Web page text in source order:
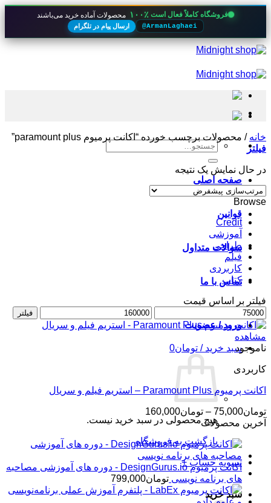
فروشگاه کاملاً فعال است ۱۰۰٪ محصولات آماده خرید می‌باشند
@ArmanLaghaei ارسال پیام در تلگرام
Skip
to
جستجو
صفحه اصلی
قوانین
سوالات متداول
تماس با ما
ورود / عضویت
سبد خرید / تومان0
هیچ محصولی در سبد خرید نیست.
بازگشت به فروشگاه
تسویه حساب +
سبد خرید
خانه / محصولات برچسب خورده “اکانت پرمیوم paramount plus”
فیلتر
در حال نمایش یک نتیجه
Browse
Credit
آموزشی
طراحی
فیلم
کاربردی
کتاب
فیلتر بر اساس قیمت
حداقل
قیمت
حداکثر
قیمت
فیلتر
مشاهده
ناموجود
کاربردی
اکانت پرمیوم Paramount Plus – استریم فیلم و سریال
تومان75,000
– تومان160,000
قیمت:
تا
تومان160,000
آخرین محصولات
اکانت پرمیوم DesignGurus.io - دوره ‌های آموزشی مصاحبه
‌های برنامه نویسی تومان799,000